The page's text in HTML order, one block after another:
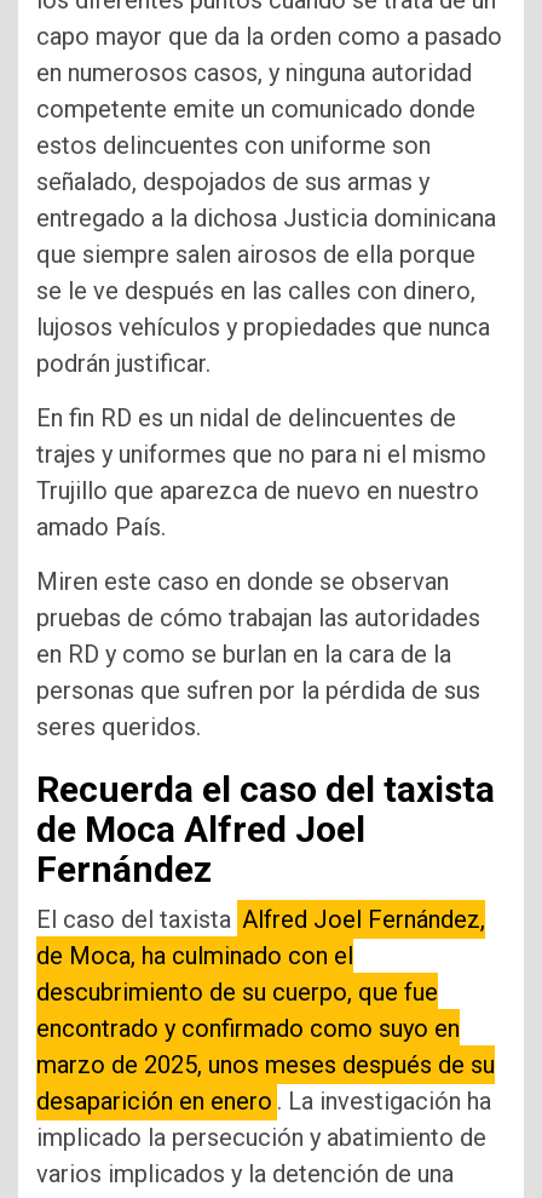
capo mayor que da la orden como a pasado
en numerosos casos, y ninguna autoridad
competente emite un comunicado donde
estos delincuentes con uniforme son
señalado, despojados de sus armas y
entregado a la dichosa Justicia dominicana
que siempre salen airosos de ella porque
se le ve después en las calles con dinero,
lujosos vehículos y propiedades que nunca
podrán justificar.
En fin RD es un nidal de delincuentes de
trajes y uniformes que no para ni el mismo
Trujillo que aparezca de nuevo en nuestro
amado País.
Miren este caso en donde se observan
pruebas de cómo trabajan las autoridades
en RD y como se burlan en la cara de la
personas que sufren por la pérdida de sus
seres queridos.
Recuerda el caso del taxista
de Moca Alfred Joel
Fernández
El caso del taxista Alfred Joel Fernández,
de Moca, ha culminado con el
descubrimiento de su cuerpo, que fue
encontrado y confirmado como suyo en
marzo de 2025, unos meses después de su
desaparición en enero . La investigación ha
implicado la persecución y abatimiento de
varios implicados y la detención de una